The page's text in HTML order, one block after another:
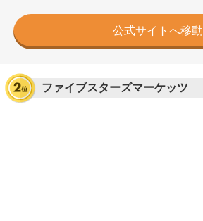
公式サイトへ移動
ファイブスターズマーケッツ